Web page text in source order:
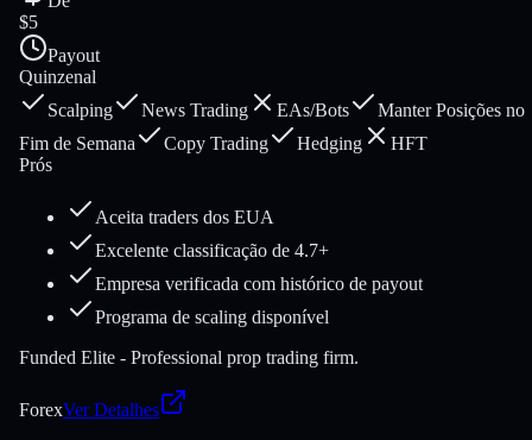
$5
Payout
Quinzenal
Scalping
News Trading EAs/Bots
Manter Posições no
Fim de Semana
Copy Trading Hedging
HFT
Prós
Aceita traders dos EUA
Excelente classificação de 4.7+
Empresa verificada com histórico de payout
Programa de scaling disponível
Funded Elite - Professional prop trading firm.
ForexVer Detalhes